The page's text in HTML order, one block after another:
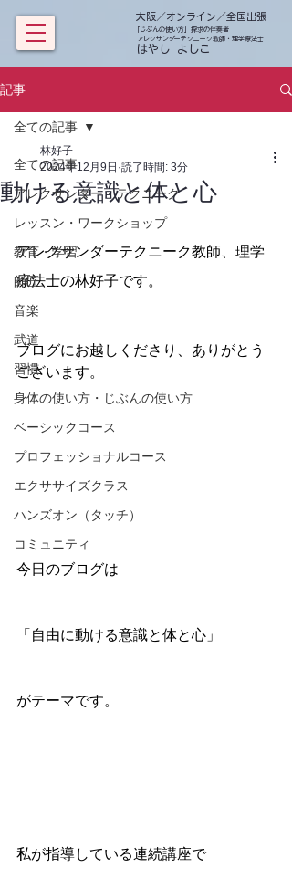
「じぶんの使い方」探求の伴奏者
アレクサンダーテクニーク教師・理学療法士
​ はやし よしこ
大阪／オンライン／全国出張
記事
全ての記事
アレクサンダー・テクニーク
レッスン・ワークショップ
教育・学習
師匠
音楽
武道
習慣
身体の使い方・じぶんの使い方
ベーシックコース
プロフェッショナルコース
エクササイズクラス
ハンズオン（タッチ）
コミュニティ
全ての記事
動ける意識と体と心
林好子
2024年12月9日 読了時間: 3分
アレクサンダーテクニーク教師、理学
療法士の林好子です。
ブログにお越しくださり、ありがとう
ございます。
今日のブログは
「自由に動ける意識と体と心」
がテーマです。
私が指導している連続講座で